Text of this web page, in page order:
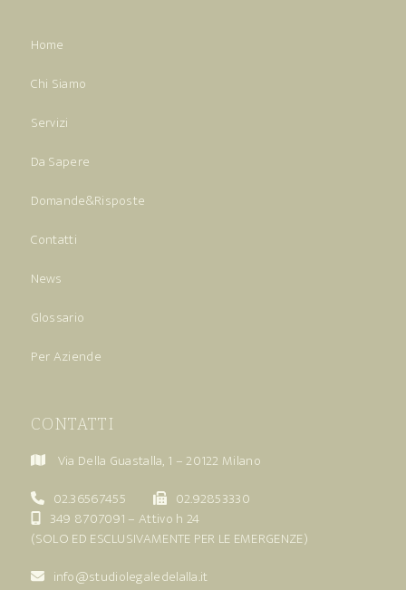
Home
Chi Siamo
Servizi
Da Sapere
Domande&Risposte
Contatti
News
Glossario
Per Aziende
CONTATTI
Via Della Guastalla, 1 – 20122 Milano
02.36567455
02.92853330
349 8707091 – Attivo h 24
(SOLO ED ESCLUSIVAMENTE PER LE EMERGENZE)
info@studiolegaledelalla.it